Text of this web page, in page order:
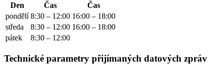
Den
Čas
Čas
pondělí 8:30 – 12:00 16:00 – 18:00
středa
8:30 – 12:00 16:00 – 18:00
pátek
8:30 – 12:00
Technické parametry přijímaných datových zpráv